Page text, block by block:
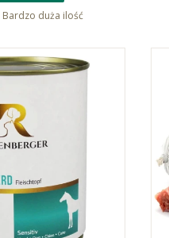
Bardzo duża ilość